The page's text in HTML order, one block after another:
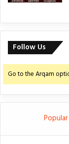
Follow Us
Go to the Arqam
Popular